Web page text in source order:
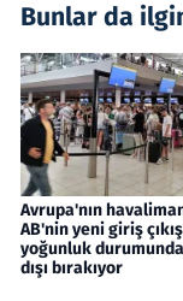
Bunlar da
Avrupa'nın
AB'nin yeni giriş
yoğunluk
dışı bırakıyor